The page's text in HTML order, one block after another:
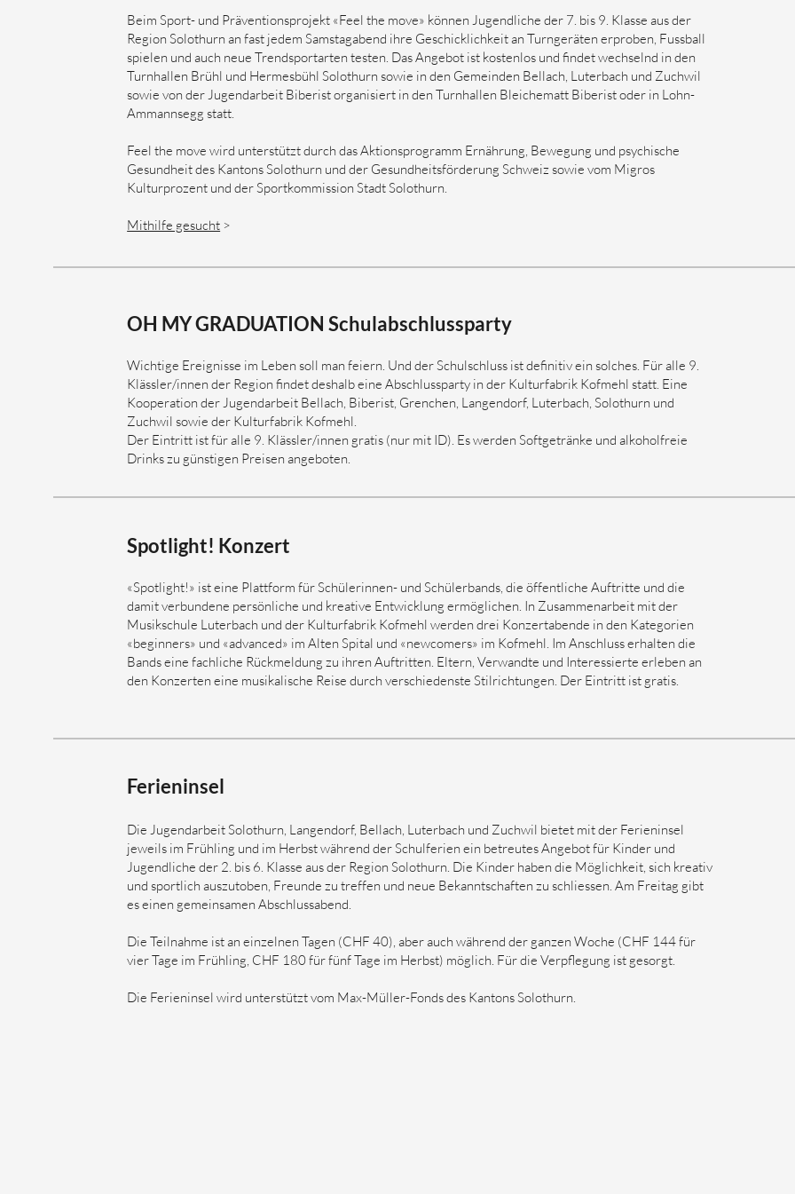
Beim Sport- und Präventionsprojekt «Feel the move» können Jugendliche der 7. bis 9. Klasse aus der
Region Solothurn an fast jedem Samstagabend ihre Geschicklichkeit an Turngeräten erproben, Fussball
spielen und auch neue Trendsportarten testen. Das Angebot ist kostenlos und findet wechselnd in den
Turnhallen Brühl und Hermesbühl Solothurn sowie in den Gemeinden Bellach, Luterbach und Zuchwil
sowie von der Jugendarbeit Biberist organisiert in den Turnhallen Bleichematt Biberist oder in Lohn-
Ammannsegg statt.
Feel the move wird unterstützt durch das Aktionsprogramm Ernährung, Bewegung und psychische
Gesundheit des Kantons Solothurn und der Gesundheitsförderung Schweiz sowie vom Migros
Kulturprozent und der Sportkommission Stadt Solothurn.
Mithilfe gesucht >
OH MY GRADUATION Schulabschlussparty
Wichtige Ereignisse im Leben soll man feiern. Und der Schulschluss ist definitiv ein solches. Für alle 9.
Klässler/innen der Region findet deshalb eine Abschlussparty in der Kulturfabrik Kofmehl statt. Eine
Kooperation der Jugendarbeit Bellach, Biberist, Grenchen, Langendorf, Luterbach, Solothurn und
Zuchwil sowie der Kulturfabrik Kofmehl.
Der Eintritt ist für alle 9. Klässler/innen gratis (nur mit ID). Es werden Softgetränke und alkoholfreie
Drinks zu günstigen Preisen angeboten.
Spotlight! Konzert
«Spotlight!» ist eine Plattform für Schülerinnen- und Schülerbands, die öffentliche Auftritte und die
damit verbundene persönliche und kreative Entwicklung ermöglichen. In Zusammenarbeit mit der
Musikschule Luterbach und der Kulturfabrik Kofmehl werden drei Konzertabende in den Kategorien
«beginners» und «advanced» im Alten Spital und «newcomers» im Kofmehl. Im Anschluss erhalten die
Bands eine fachliche Rückmeldung zu ihren Auftritten. Eltern, Verwandte und Interessierte erleben an
den Konzerten eine musikalische Reise durch verschiedenste Stilrichtungen. Der Eintritt ist gratis.
Ferieninsel
Die Jugendarbeit Solothurn, Langendorf, Bellach, Luterbach und Zuchwil bietet mit der Ferieninsel
jeweils im Frühling und im Herbst während der Schulferien ein betreutes Angebot für Kinder und
Jugendliche der 2. bis 6. Klasse aus der Region Solothurn. Die Kinder haben die Möglichkeit, sich kreativ
und sportlich auszutoben, Freunde zu treffen und neue Bekanntschaften zu schliessen. Am Freitag gibt
es einen gemeinsamen Abschlussabend.
Die Teilnahme ist an einzelnen Tagen (CHF 40), aber auch während der ganzen Woche (CHF 144 für
vier Tage im Frühling, CHF 180 für fünf Tage im Herbst) möglich. Für die Verpflegung ist gesorgt.
Die Ferieninsel wird unterstützt vom Max-Müller-Fonds des Kantons Solothurn.